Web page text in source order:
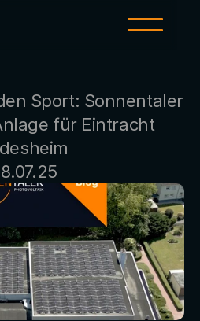
Sport: Sonnentaler
für Eintracht